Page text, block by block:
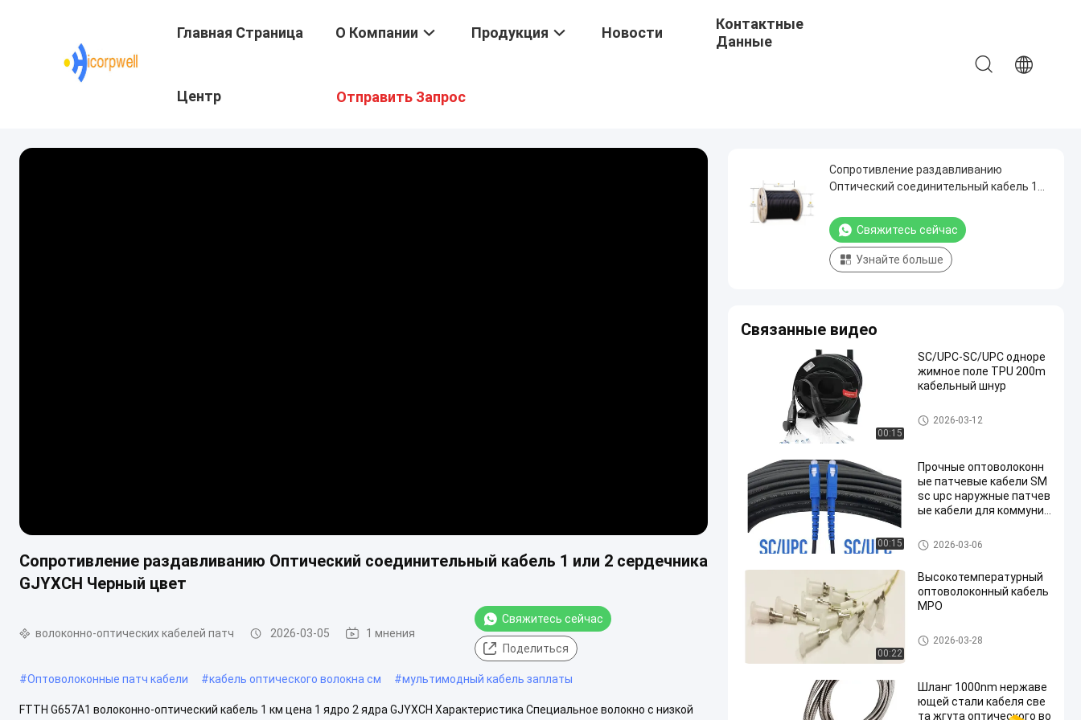
Главная Страница О Компании Продукция Новости
Контактные
Данные
Центр Отправить Запрос
Сопротивление раздавливанию Оптический соединительный кабель 1 или 2 сердечника
GJYXCH Черный цвет
волоконно-оптических кабелей патч 2026-03-05 1 мнения
Свяжитесь сейчас
Поделиться
#Оптоволоконные патч кабели #кабель оптического волокна см #мультимодный кабель заплаты
FTTH G657A1 волоконно-оптический кабель 1 км цена 1 ядро ​​2 ядра GJYXCH Характеристика Специальное волокно с низкой
Сопротивление раздавливанию
Оптический соединительный кабель 1
Свяжитесь сейчас
Узнайте больше
Связанные видео
00:15
SC/UPC-SC/UPC одноре
жимное поле TPU 200m
кабельный шнур
волоконно-оптических кабел
ей патч
2026-03-12
00:15
Прочные оптоволоконн
ые патчевые кабели SM
sc upc наружные патчев
ые кабели для коммуник
волоконно-оптических кабел
ей патч
2026-03-06
00:22
Высокотемпературный
оптоволоконный кабель
MPO
волоконно-оптических кабел
ей патч
2026-03-28
Шланг 1000nm нержаве
ющей стали кабеля све
та жгута оптического во